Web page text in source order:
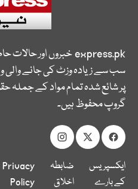
express.pkخبروں اور حالات
سب سے زیادہ وزٹ کی جانے
پر شائع شدہ تمام مواد کے جملہ
گروپ محفوظ ہیں۔
ایکسپریس
کے بارے
ضابطہ
اخلاق
Privacy
Policy